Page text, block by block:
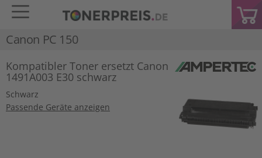
Canon PC 150
Kompatibler Toner ersetzt Canon
1491A003 E30 schwarz
Schwarz
Passende Geräte anzeigen